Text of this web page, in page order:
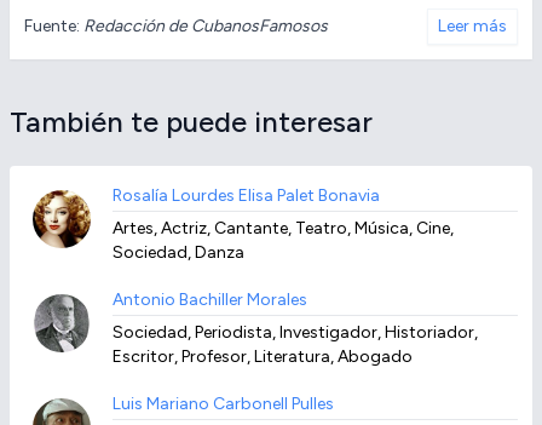
Fuente: Redacción de CubanosFamosos Leer más
También te puede interesar
Rosalía Lourdes Elisa Palet Bonavia
Artes, Actriz, Cantante, Teatro, Música, Cine,
Sociedad, Danza
Antonio Bachiller Morales
Sociedad, Periodista, Investigador, Historiador,
Escritor, Profesor, Literatura, Abogado
Luis Mariano Carbonell Pulles